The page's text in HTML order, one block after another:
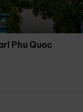
Phu Quoc